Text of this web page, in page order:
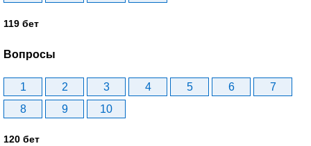
119 бет
Вопросы
1 2 3 4 5 6
7
8
9 10
120 бет